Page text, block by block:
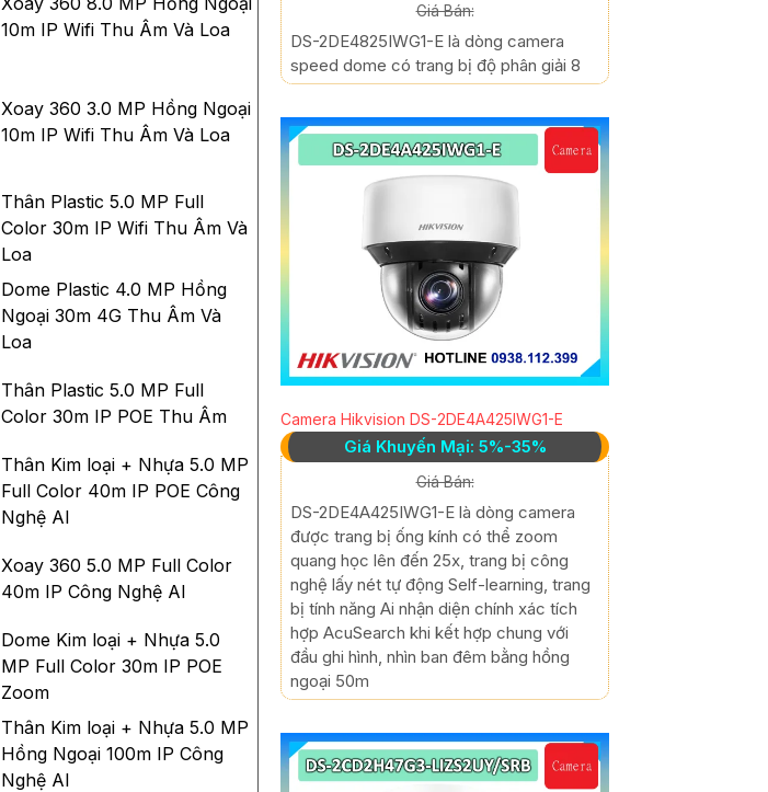
10m IP Wifi Thu Âm Và Loa
Xoay 360 3.0 MP Hồng Ngoại
10m IP Wifi Thu Âm Và Loa
Thân Plastic 5.0 MP Full
Color 30m IP Wifi Thu Âm Và
Loa
Dome Plastic 4.0 MP Hồng
Ngoại 30m 4G Thu Âm Và
Loa
Thân Plastic 5.0 MP Full
Color 30m IP POE Thu Âm
Thân Kim loại + Nhựa 5.0 MP
Full Color 40m IP POE Công
Nghệ AI
Xoay 360 5.0 MP Full Color
40m IP Công Nghệ AI
Dome Kim loại + Nhựa 5.0
MP Full Color 30m IP POE
Zoom
Thân Kim loại + Nhựa 5.0 MP
Hồng Ngoại 100m IP Công
Nghệ AI
Giá Bán:
DS-2DE4825IWG1-E là dòng camera
speed dome có trang bị độ phân giải 8
Camera Hikvision DS-2DE4A425IWG1-E
Giá Khuyến Mại: 5%-35%
Giá Bán:
DS-2DE4A425IWG1-E là dòng camera
được trang bị ống kính có thể zoom
quang học lên đến 25x, trang bị công
nghệ lấy nét tự động Self-learning, trang
bị tính năng Ai nhận diện chính xác tích
hợp AcuSearch khi kết hợp chung với
đầu ghi hình, nhìn ban đêm bằng hồng
ngoại 50m